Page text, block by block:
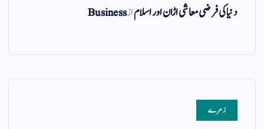
دنیا کی فرضی معاشی اڑان اور اسلامازBusiness
زمرے